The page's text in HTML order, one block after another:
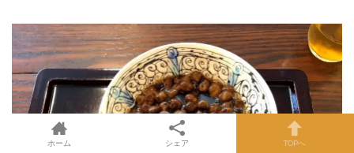
ホーム シェア TOPへ